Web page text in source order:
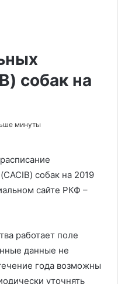
собак на
минуты
собак на 2019
сайте РКФ –
работает поле
данные не
года возможны
уточнять